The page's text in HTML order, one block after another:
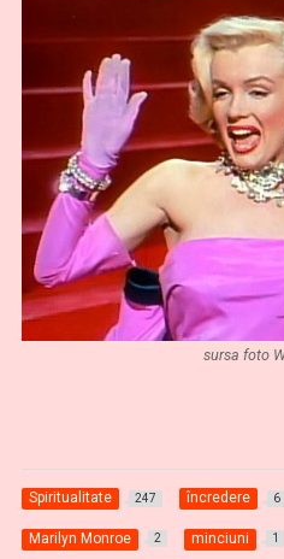
sursa foto
Spiritualitate 247 încredere 6
Marilyn Monroe 2 minciuni 1